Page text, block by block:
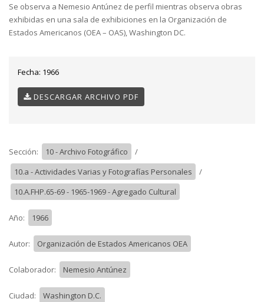
Se observa a Nemesio Antúnez de perfil mientras observa obras
exhibidas en una sala de exhibiciones en la Organización de
Estados Americanos (OEA – OAS), Washington DC.
Fecha: 1966
DESCARGAR ARCHIVO PDF
Sección: 10 - Archivo Fotográfico
/
10.a - Actividades Varias y Fotografías Personales
/
10.A.FHP.65-69 - 1965-1969 - Agregado Cultural
Año: 1966
Autor: Organización de Estados Americanos OEA
Colaborador: Nemesio Antúnez
Ciudad: Washington D.C.